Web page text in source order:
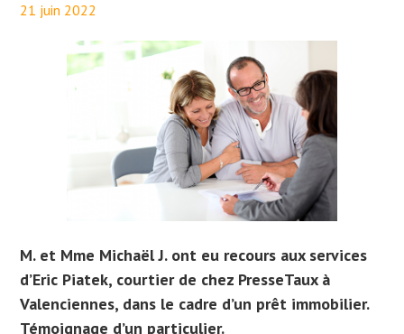
21 juin 2022
M. et Mme Michaël J. ont eu recours aux services
d’Eric Piatek, courtier de chez PresseTaux à
Valenciennes, dans le cadre d’un prêt immobilier.
Témoignage d’un particulier.